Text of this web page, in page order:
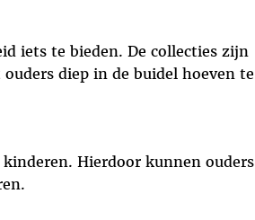
iets te bieden. De collecties zijn
diep in de buidel hoeven te
Hierdoor kunnen ouders